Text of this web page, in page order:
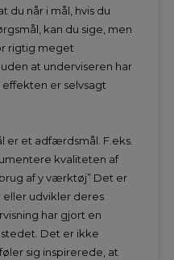
du når i mål, hvis du
kan du sige, men
rigtig meget
at underviseren har
er selvsagt
er et adfærdsmål. F.eks.
kvaliteten af
af y værktøj” Det er
udvikler deres
har gjort en
Det er ikke
sig inspirerede, at